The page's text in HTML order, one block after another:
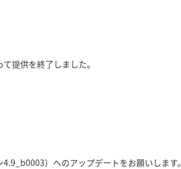
提供を終了しました。
）へのアップデートをお願いします。